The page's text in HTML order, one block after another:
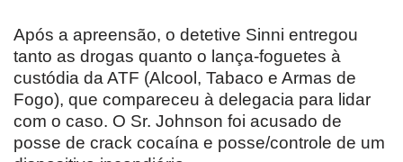
Após a apreensão, o detetive Sinni entregou
tanto as drogas quanto o lança-foguetes à
custódia da ATF (Alcool, Tabaco e Armas de
Fogo), que compareceu à delegacia para lidar
com o caso. O Sr. Johnson foi acusado de
posse de crack cocaína e posse/controle de um